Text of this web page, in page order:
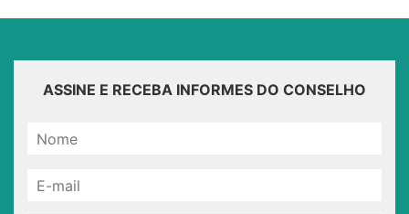
ASSINE E RECEBA INFORMES DO CONSELHO